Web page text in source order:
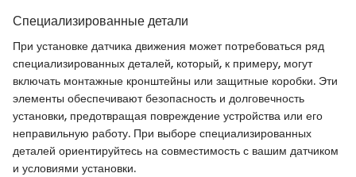
Специализированные детали
При установке датчика движения может потребоваться ряд
специализированных деталей, который, к примеру, могут
включать монтажные кронштейны или защитные коробки. Эти
элементы обеспечивают безопасность и долговечность
установки, предотвращая повреждение устройства или его
неправильную работу. При выборе специализированных
деталей ориентируйтесь на совместимость с вашим датчиком
и условиями установки.